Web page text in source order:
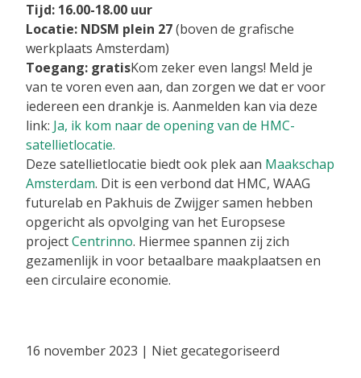
Tijd: 16.00-18.00 uur
Locatie: NDSM plein 27(boven de grafische
werkplaats Amsterdam)
Toegang: gratisKom zeker even langs! Meld je
van te voren even aan, dan zorgen we dat er voor
iedereen een drankje is. Aanmelden kan via deze
link: Ja, ik kom naar de opening van de HMC-
satellietlocatie.
Deze satellietlocatie biedt ook plek aan Maakschap
Amsterdam. Dit is een verbond dat HMC, WAAG
futurelab en Pakhuis de Zwijger samen hebben
opgericht als opvolging van het Europsese
projectCentrinno. Hiermee spannen zij zich
gezamenlijk in voor betaalbare maakplaatsen en
een circulaire economie.
16 november 2023 | Niet gecategoriseerd